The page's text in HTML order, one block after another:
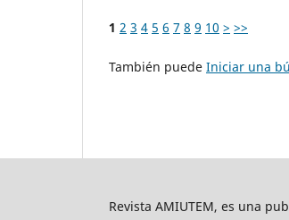
1 2 3 4 5 6 7 8 9 10 > >>
También puede Iniciar una
Revista AMIUTEM, es una